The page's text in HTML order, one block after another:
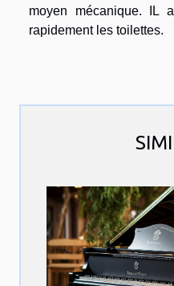
moyen mécanique. IL
rapidement les toilettes.